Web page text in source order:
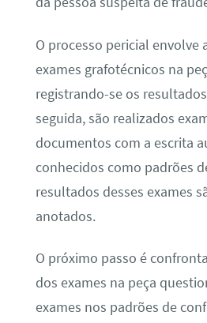
O processo pericial envolve
exames grafotécnicos na
registrando-se os
seguida, são realizados
documentos com a escrita
conhecidos como padrões
resultados desses exames
anotados.
O próximo passo é
dos exames na peça
exames nos padrões de